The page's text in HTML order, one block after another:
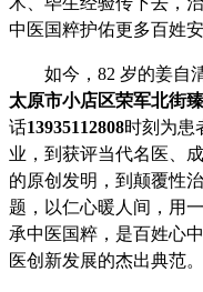
中医国粹护佑更多百姓
如今，82 岁的姜自
太原市小店区荣军北街
话13935112808时刻为患
业，到获评当代名医、
的原创发明，到颠覆性
题，以仁心暖人间，用
承中医国粹，是百姓心
医创新发展的杰出典范。